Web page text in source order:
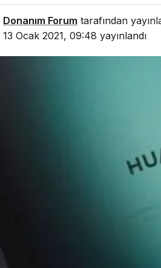
Donanım Forum tarafından
13 Ocak 2021, 09:48 yayınlandı